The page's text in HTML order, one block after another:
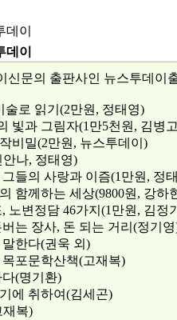
데이
데이
신문의 출판사인 뉴스투데이
술로 읽기(2만원, 정태영)
빛과 그림자(1만5천원, 김병
비밀(2만원, 뉴스투데이)
나, 정태영)
들의 사랑과 이즘(1만원, 정
함께하는 세상(9800원, 강하
노변정담 46가지(1만원, 김정
는 장사, 돈 되는 거리(정기
한다(권욱 외)
포문학산책(고재복)
(명기환)
에 취하여(김세곤)
재복)